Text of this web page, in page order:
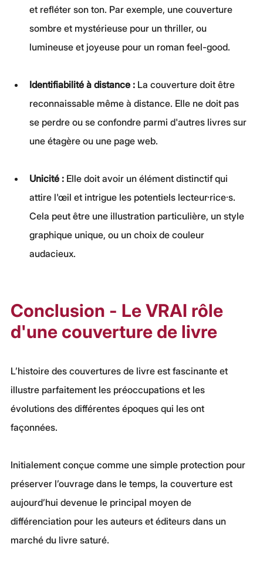
et refléter son ton. Par exemple, une couverture
sombre et mystérieuse pour un thriller, ou
lumineuse et joyeuse pour un roman feel-good.
Identifiabilité à distance : La couverture doit être
reconnaissable même à distance. Elle ne doit pas
se perdre ou se confondre parmi d'autres livres sur
une étagère ou une page web.
Unicité : Elle doit avoir un élément distinctif qui
attire l'œil et intrigue les potentiels lecteur·rice·s.
Cela peut être une illustration particulière, un style
graphique unique, ou un choix de couleur
audacieux.
Conclusion - Le VRAI rôle
d'une couverture de livre
L’histoire des couvertures de livre est fascinante et
illustre parfaitement les préoccupations et les
évolutions des différentes époques qui les ont
façonnées.
Initialement conçue comme une simple protection pour
préserver l’ouvrage dans le temps, la couverture est
aujourd’hui devenue le principal moyen de
différenciation pour les auteurs et éditeurs dans un
marché du livre saturé.